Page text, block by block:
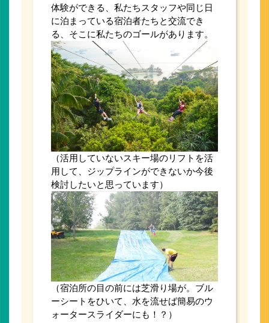
体験ができる、私たちスタッフや同じ日
に泊まっている宿泊者たちと交流でき
る、そこに私たちのゴールがあります。
（活用していないスキー場のリフトを活
用して、ジップラインができないか今後
検討したいと思っています）
（宿泊所の目の前には芝滑り場が。ブル
ーシートをひいて、水を流せば簡易のウ
ォータースライダーにも！？）